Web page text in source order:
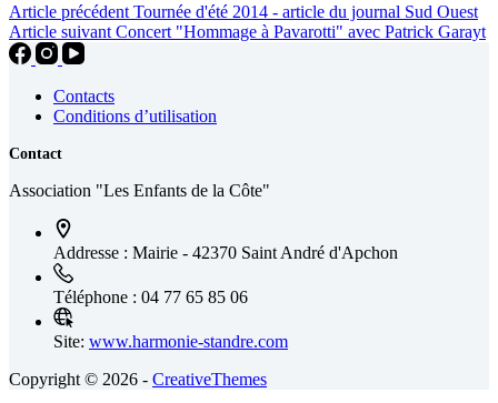
Article précédent Tournée d'été 2014 - article du journal Sud Ouest
Article suivant Concert "Hommage à Pavarotti" avec Patrick Garayt
Contacts
Conditions d’utilisation
Contact
Association "Les Enfants de la Côte"
Addresse : Mairie - 42370 Saint André d'Apchon
Téléphone : 04 77 65 85 06
Site: www.harmonie-standre.com
Copyright © 2026 - CreativeThemes